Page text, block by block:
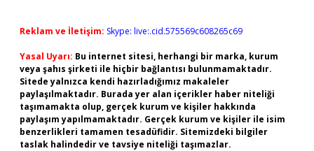
Reklam ve İletişim: Skype: live:.cid.575569c608265c69
Yasal Uyarı: Bu internet sitesi, herhangi bir marka, kurum
veya şahıs şirketi ile hiçbir bağlantısı bulunmamaktadır.
Sitede yalnızca kendi hazırladığımız makaleler
paylaşılmaktadır. Burada yer alan içerikler haber niteliği
taşımamakta olup, gerçek kurum ve kişiler hakkında
paylaşım yapılmamaktadır. Gerçek kurum ve kişiler ile isim
benzerlikleri tamamen tesadüfidir. Sitemizdeki bilgiler
taslak halindedir ve tavsiye niteliği taşımazlar.